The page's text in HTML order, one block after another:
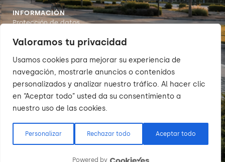
Valoramos tu privacidad
Usamos cookies para mejorar su experiencia de
navegación, mostrarle anuncios o contenidos
personalizados y analizar nuestro tráfico. Al hacer clic
en “Aceptar todo” usted da su consentimiento a
nuestro uso de las cookies.
Personalizar Rechazar todo Aceptar todo
Powered by
INFORMACIÓN
Protección de datos
Aviso legal
Política de cookies
© 2026 Sumarte — Concello de
reservados.